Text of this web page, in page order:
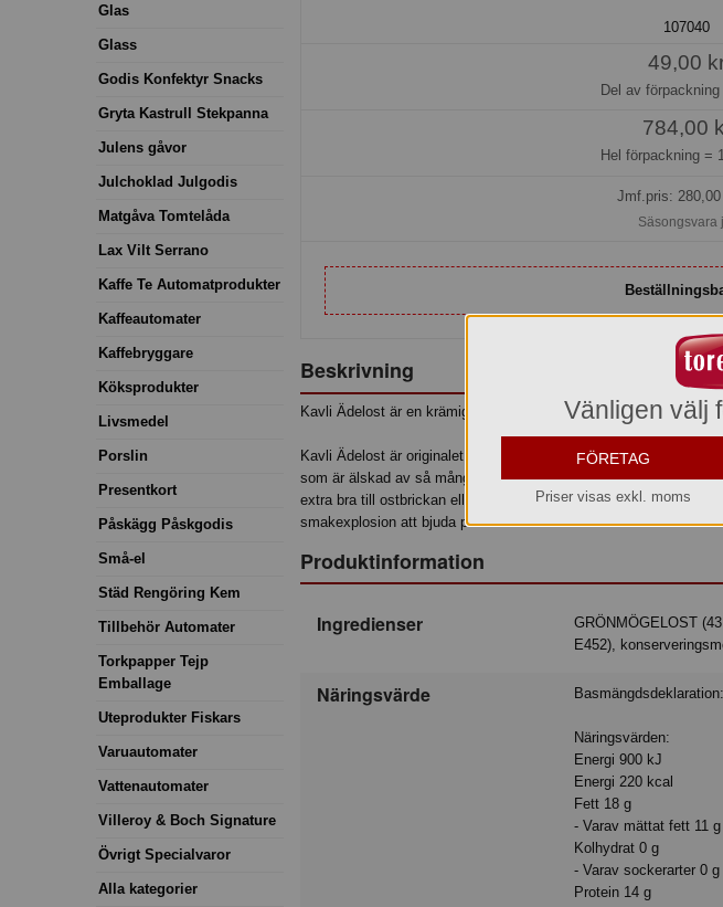
Glas
Glass
Godis Konfektyr Snacks
Gryta Kastrull Stekpanna
Julens gåvor
Julchoklad Julgodis
Matgåva Tomtelåda
Lax Vilt Serrano
Kaffe Te Automatprodukter
Kaffeautomater
Kaffebryggare
Köksprodukter
Livsmedel
Porslin
Presentkort
Påskägg Påskgodis
Små-el
Städ Rengöring Kem
Tillbehör Automater
Torkpapper Tejp
Emballage
Uteprodukter Fiskars
Varuautomater
Vattenautomater
Villeroy & Boch Signature
Övrigt Specialvaror
Alla kategorier
107040
49,00
Del av förpackning
784,00
Hel förpackning =
Jmf.pris: 280,00
Säsongsvara
Beskrivning
Kavli Ädelost är en krämigt god mjukost gjord på finaste ostar,
Kavli Ädelost är originalet, gjord av finaste vällagrad
som är älskad av så många, året om. Smaken ingår i Vårt fina
extra bra till ostbrickan eller minglet med vännerna. Till juletid
smakexplosion att bjuda på till dina nära och kära. Testa också
Produktinformation
Ingredienser
GRÖNMÖGELOST (43 %), vatten, HÅRDOST (21 %), smältsalter (E339,
E452),
Näringsvärde
Näringsvärden:
Energi 900 kJ
Energi 220 kcal
Fett 18 g
- Varav mättat fett 11 g
Kolhydrat 0 g
- Varav sockerarter 0 g
Protein 14 g
Vänligen välj
FÖRETAG
Priser visas exkl. moms